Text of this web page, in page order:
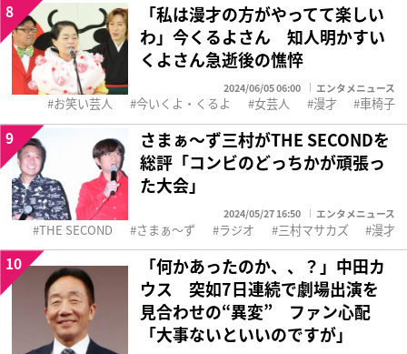
「私は漫才の方がやってて楽しい
わ」今くるよさん 知人明かすい
くよさん急逝後の憔悴
2024/06/05 06:00 エンタメニュース
8
お笑い芸人 今いくよ・くるよ 女芸人 漫才 車椅子
さまぁ～ず三村がTHE SECONDを
総評「コンビのどっちかが頑張っ
た大会」
2024/05/27 16:50 エンタメニュース
9
THE SECOND さまぁ～ず ラジオ 三村マサカズ 漫才
「何かあったのか、、？」中田カ
ウス 突如7日連続で劇場出演を
見合わせの“異変” ファン心配
「大事ないといいのですが」
10